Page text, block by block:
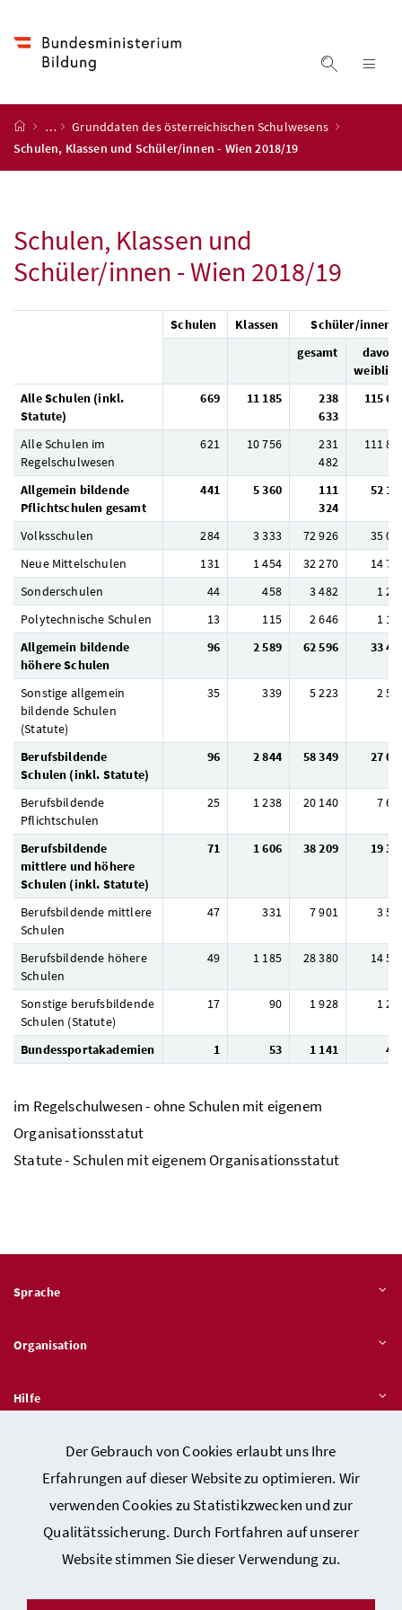
Der Gebrauch von Cookies erlaubt uns Ihre
Erfahrungen auf dieser Website zu optimieren. Wir
verwenden Cookies zu Statistikzwecken und zur
Qualitätssicherung. Durch Fortfahren auf unserer
Website stimmen Sie dieser Verwendung zu.
Suche
Startseite
…
Grunddaten des österreichischen Schulwesens
Schulen, Klassen und Schüler/innen - Wien 2018/19
Schulen, Klassen und
Schüler/innen - Wien 2018/19
Schulen Klassen
Schüler/innen
gesamt
davon
Alle Schulen (inkl.
Statute)
669 11 185
238
633
115
Alle Schulen im
Regelschulwesen
621 10 756
231
482
111
Allgemein bildende
Pflichtschulen gesamt
441 5 360
111
324
52
Volksschulen 284 3 333 72 926
35
Neue Mittelschulen
131 1 454 32 270
14
Sonderschulen
44 458 3 482
1
Polytechnische Schulen
13 115 2 646
1
Allgemein bildende
höhere Schulen
96 2 589 62 596 33
Sonstige allgemein
bildende Schulen
(Statute)
35 339 5 223 2
Berufsbildende
Schulen (inkl. Statute)
96 2 844 58 349 27
Berufsbildende
Pflichtschulen
25 1 238 20 140 7
Berufsbildende
mittlere und höhere
Schulen (inkl. Statute)
71 1 606 38 209 19
Berufsbildende mittlere
Schulen
47 331 7 901 3
Berufsbildende höhere
Schulen
49 1 185 28 380 14
Sonstige berufsbildende
Schulen (Statute)
17 90 1 928 1
Bundessportakademien 1 53 1 141
im Regelschulwesen - ohne Schulen mit eigenem
Organisationsstatut
Statute - Schulen mit eigenem Organisationsstatut
Sprache
Organisation
Hilfe
Quicklinks